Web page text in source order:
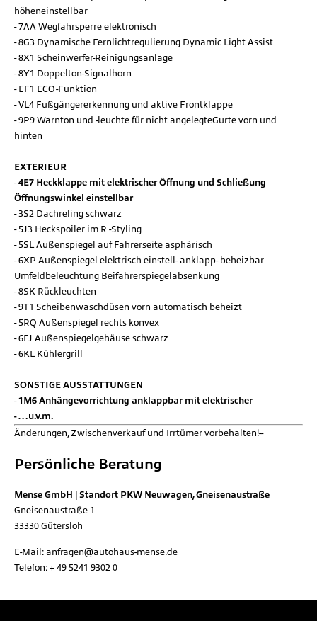
höheneinstellbar
7AA Wegfahrsperre elektronisch
8G3 Dynamische Fernlichtregulierung Dynamic Light Assist
8X1 Scheinwerfer-Reinigungsanlage
8Y1 Doppelton-Signalhorn
EF1 ECO-Funktion
VL4 Fußgängererkennung und aktive Frontklappe
9P9 Warnton und -leuchte für nicht angelegteGurte vorn und
hinten
EXTERIEUR
4E7 Heckklappe mit elektrischer Öffnung und Schließung
Öffnungswinkel einstellbar
3S2 Dachreling schwarz
5J3 Heckspoiler im R -Styling
5SL Außenspiegel auf Fahrerseite asphärisch
6XP Außenspiegel elektrisch einstell- anklapp- beheizbar
Umfeldbeleuchtung Beifahrerspiegelabsenkung
8SK Rückleuchten
9T1 Scheibenwaschdüsen vorn automatisch beheizt
5RQ Außenspiegel rechts konvex
6FJ Außenspiegelgehäuse schwarz
6KL Kühlergrill
SONSTIGE AUSSTATTUNGEN
1M6 Anhängevorrichtung anklappbar mit elektrischer
…u.v.m.
Änderungen, Zwischenverkauf und Irrtümer vorbehalten!
Persönliche Beratung
Mense GmbH | Standort PKW Neuwagen, Gneisenaustraße
Gneisenaustraße 1
33330 Gütersloh
E-Mail: anfragen@autohaus-mense.de
Telefon: + 49 5241 9302 0